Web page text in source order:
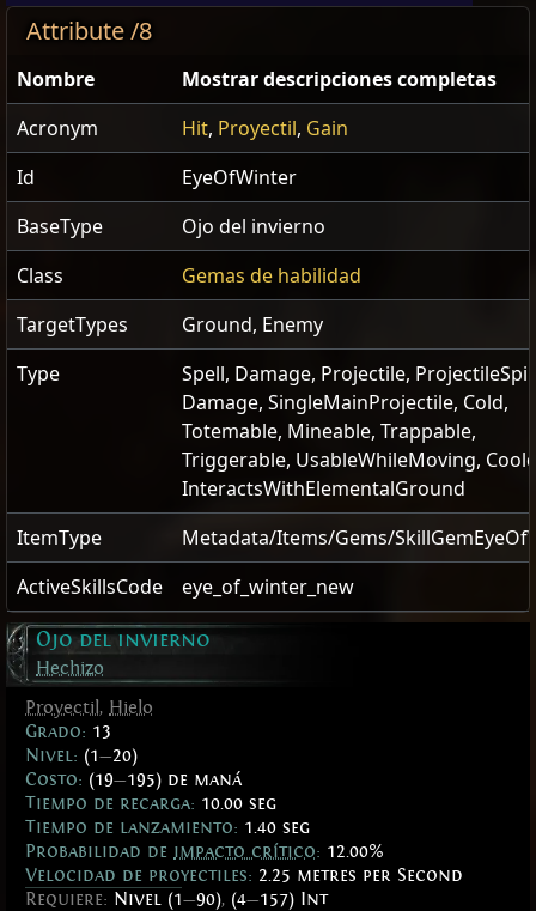
Attribute /8
Nombre
Mostrar descripciones completas
Acronym
Hit, Proyectil, Gain
Id
EyeOfWinter
BaseType
Ojo del invierno
Class
Gemas de habilidad
TargetTypes
Ground, Enemy
Type
Spell, Damage, Projectile,
Damage, SingleMainProjectile, Cold,
Totemable, Mineable, Trappable,
Triggerable, UsableWhileMoving,
InteractsWithElementalGround
ItemType
Metadata/Items/Gems/
ActiveSkillsCode
eye_of_winter_new
Ojo del invierno
Hechizo
Proyectil, Hielo
Grado: 13
Nivel: (1—20)
Costo: (19—195) de maná
Tiempo de recarga: 10.00 seg
Tiempo de lanzamiento: 1.40 seg
Probabilidad de impacto crítico: 12.00%
Velocidad de proyectiles: 2.25 metres per Second
Requiere: Nivel (1—90), (4—157) Int